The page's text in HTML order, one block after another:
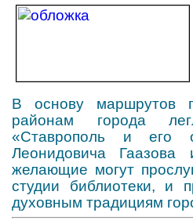
В основу маршрутов
районам города
«Ставрополь и его
Леонидовича
желающие могут
студии библиотеки, и
духовным традициям